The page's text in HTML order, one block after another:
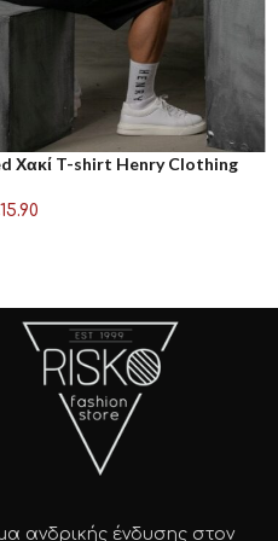
Χακί T-shirt Henry Clothing
15.90
ανδρικής ένδυσης στον